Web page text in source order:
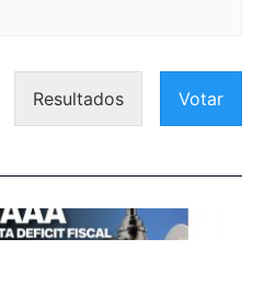
Resultados Votar